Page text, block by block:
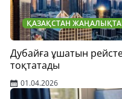
ҚАЗАҚСТАН
Дубайға ұшатын
тоқтатады
01.04.2026